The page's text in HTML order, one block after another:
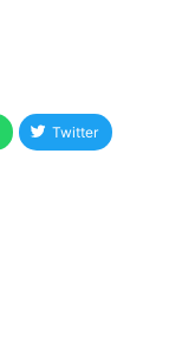
Twitter